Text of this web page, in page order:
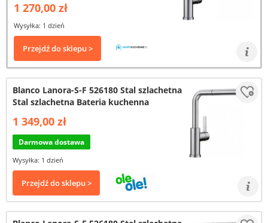
1 270,00 zł
Wysyłka: 1 dzień
Przejdź do sklepu >
Blanco Lanora-S-F 526180 Stal szlachetna
Stal szlachetna Bateria kuchenna
1 349,00 zł
Darmowa dostawa
Wysyłka: 1 dzień
Przejdź do sklepu >